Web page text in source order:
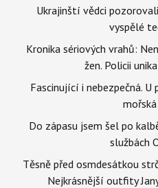
Ukrajinští vědci
vyspělé
Kronika sériových vrahů:
žen. Policii
Fascinující i nebezpečná.
Do zápasu jsem šel po
službách
Těsně před osmdesátkou
Nejkrásnější outfity